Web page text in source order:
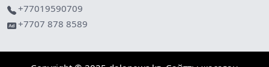
+77019590709
+7707 878 8589